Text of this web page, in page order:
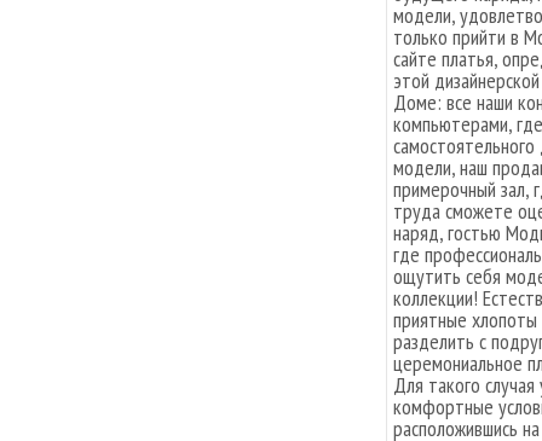
модели,
только прийти в
сайте платья,
этой
Доме: все наши
компьютерами,
модели, наш
примерочный зал,
труда сможете
наряд, гостью
где
ощутить себя
коллекции!
приятные хлопоты
разделить с
церемониальное
Для такого
комфортные
расположившись